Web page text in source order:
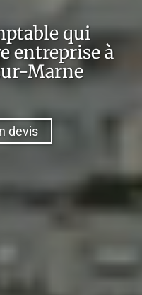
qui
entreprise à
Marne
devis